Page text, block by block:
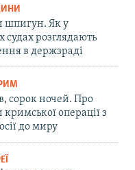
шпигун. Як у
судах розглядають
в держзраді
сорок ночей. Про
кримської операції з
до миру